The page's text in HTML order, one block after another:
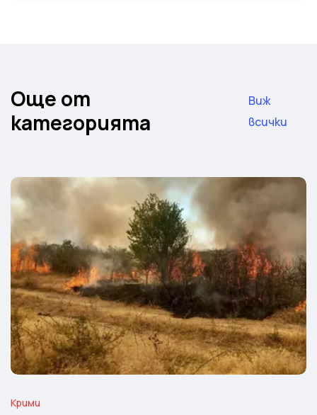
Още от
категорията
Виж
всички
Крими